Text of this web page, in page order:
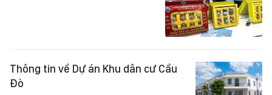
Thông tin về Dự án Khu dân cư Cầu
Đò